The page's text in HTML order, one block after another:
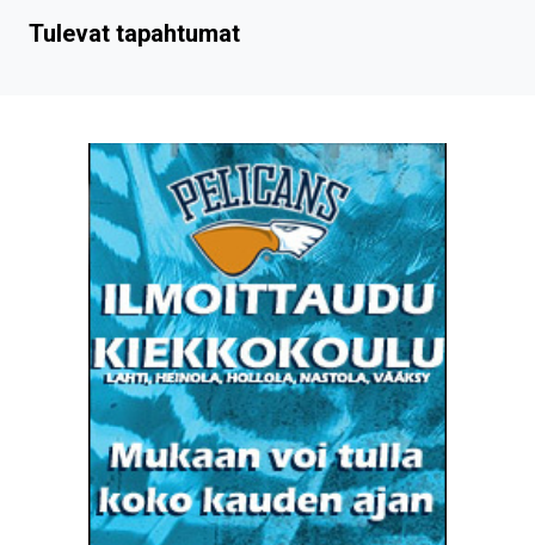
Tulevat tapahtumat